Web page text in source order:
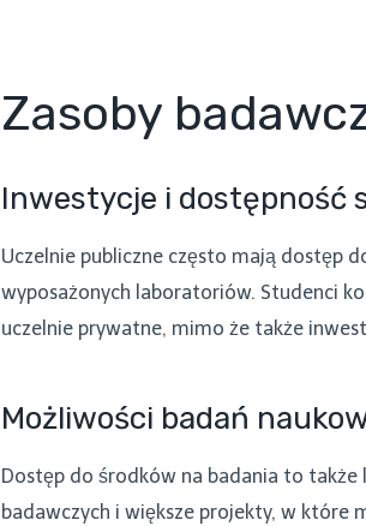
Zasoby
Inwestycje i dostępność
Uczelnie publiczne często mają dostęp
wyposażonych laboratoriów. Studenci
uczelnie prywatne, mimo że także
Możliwości badań
Dostęp do środków na badania to
badawczych i większe projekty, w które